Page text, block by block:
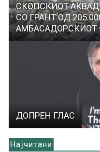
СКОПСКИОТ
СО ГРАНТ ОД
ДОПРЕН ГЛАС
Најчитани